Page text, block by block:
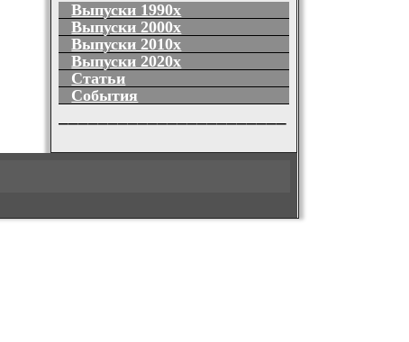
Выпуски 1990х
Выпуски 2000х
Выпуски 2010х
Выпуски 2020х
Статьи
События